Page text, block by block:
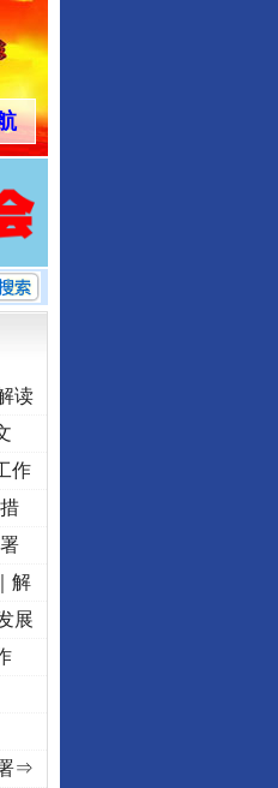
的时间，读懂乐至的“诗与远方”
读
作
解
展
⇒